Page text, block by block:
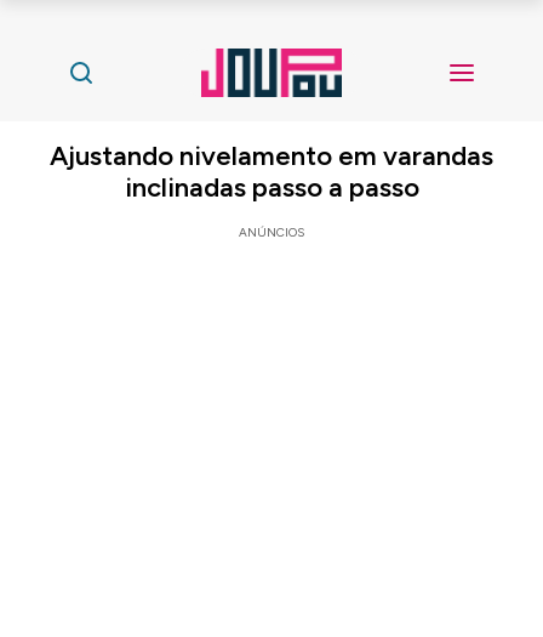
Ajustando nivelamento em varandas
inclinadas passo a passo
ANÚNCIOS